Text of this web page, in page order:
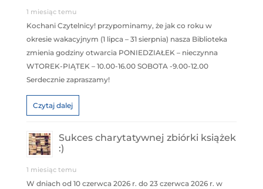
1 miesiąc temu
Kochani Czytelnicy! przypominamy, że jak co roku w
okresie wakacyjnym (1 lipca – 31 sierpnia) nasza Biblioteka
zmienia godziny otwarcia PONIEDZIAŁEK – nieczynna
WTOREK-PIĄTEK – 10.00-16.00 SOBOTA -9.00-12.00
Serdecznie zapraszamy!
Czytaj dalej
Sukces charytatywnej zbiórki książek
:)
1 miesiąc temu
W dniach od 10 czerwca 2026 r. do 23 czerwca 2026 r. w